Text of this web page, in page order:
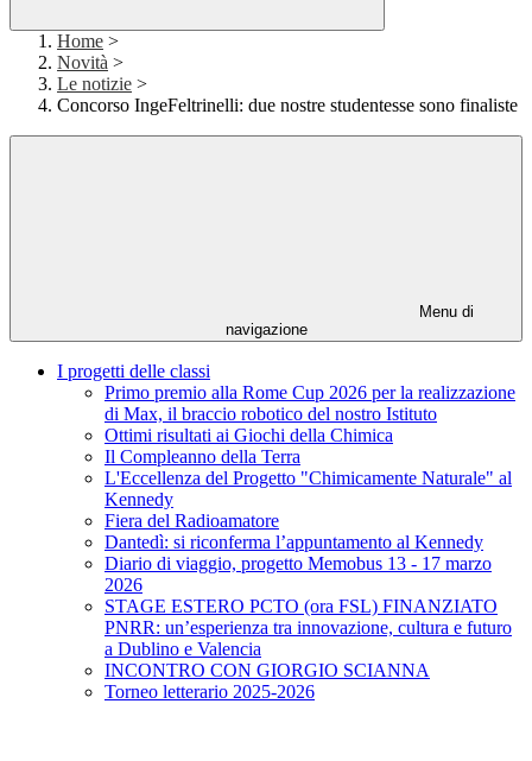
Home >
Novità >
Le notizie >
Concorso IngeFeltrinelli: due nostre studentesse sono finaliste
Menu di
navigazione
I progetti delle classi
Primo premio alla Rome Cup 2026 per la realizzazione
di Max, il braccio robotico del nostro Istituto
Ottimi risultati ai Giochi della Chimica
Il Compleanno della Terra
L'Eccellenza del Progetto "Chimicamente Naturale" al
Kennedy
Fiera del Radioamatore
Dantedì: si riconferma l’appuntamento al Kennedy
Diario di viaggio, progetto Memobus 13 - 17 marzo
2026
STAGE ESTERO PCTO (ora FSL) FINANZIATO
PNRR: un’esperienza tra innovazione, cultura e futuro
a Dublino e Valencia
INCONTRO CON GIORGIO SCIANNA
Torneo letterario 2025-2026